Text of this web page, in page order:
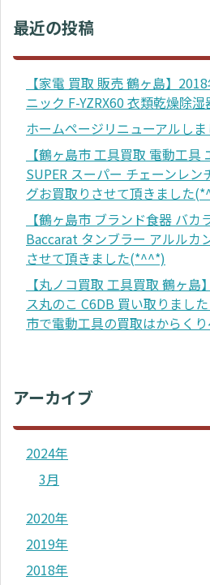
最近の投稿
【家電 買取 販売 鶴ヶ島】
ニック F-YZRX60 衣類乾燥除湿
ホームページリニューアルし
【鶴ヶ島市 工具買取 電動工具
SUPER スーパー チェーンレ
グお買取りさせて頂きました
【鶴ヶ島市 ブランド食器 バ
Baccarat タンブラー アルルカ
させて頂きました(*^^*)
【丸ノコ買取 工具買取 鶴ヶ
ス丸のこ C6DB 買い取りまし
市で電動工具の買取はからくり
アーカイブ
2024年
3月
2020年
2019年
2018年